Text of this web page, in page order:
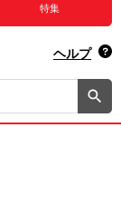
特集
ヘルプ